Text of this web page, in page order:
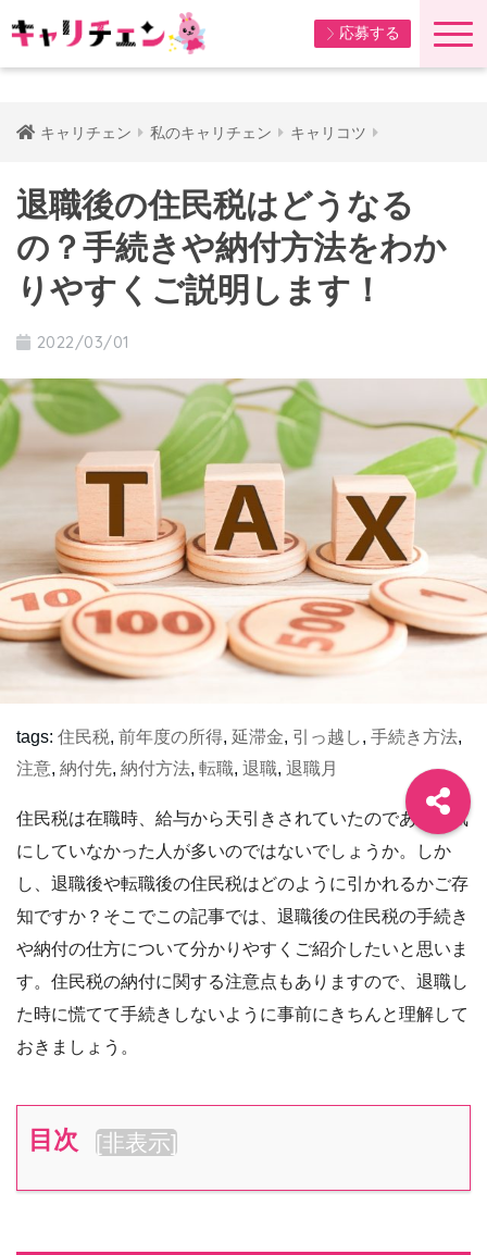
応募する
キャリチェン 私のキャリチェン キャリコツ
退職後の住民税はどうなる
の？手続きや納付方法をわか
りやすくご説明します！
2022/03/01
tags: 住民税, 前年度の所得, 延滞金, 引っ越し, 手続き方法,
注意, 納付先, 納付方法, 転職, 退職, 退職月
住民税は在職時、給与から天引きされていたのであまり気
にしていなかった人が多いのではないでしょうか。しか
し、退職後や転職後の住民税はどのように引かれるかご存
知ですか？そこでこの記事では、退職後の住民税の手続き
や納付の仕方について分かりやすくご紹介したいと思いま
す。住民税の納付に関する注意点もありますので、退職し
た時に慌てて手続きしないように事前にきちんと理解して
おきましょう。
目次 [非表示]